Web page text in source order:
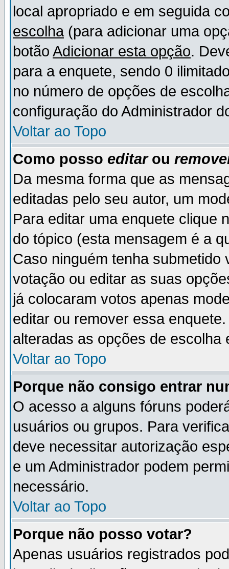
local apropriado e em seguida
escolha (para adicionar uma
botão Adicionar esta opção.
para a enquete, sendo 0
no número de opções de
configuração do Administrador
Voltar ao Topo
Como posso editarou
Da mesma forma que as
editadas pelo seu autor, um
Para editar uma enquete clique
do tópico (esta mensagem é a
Caso ninguém tenha
votação ou editar as suas
já colocaram votos apenas
editar ou remover essa
alteradas as opções de escolha
Voltar ao Topo
Porque não consigo entrar
O acesso a alguns fóruns
usuários ou grupos. Para
deve necessitar autorização
e um Administrador podem
necessário.
Voltar ao Topo
Porque não posso votar?
Apenas usuários registrados